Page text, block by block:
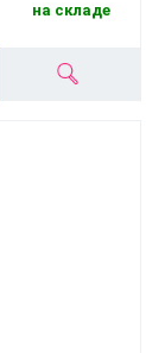
на складе